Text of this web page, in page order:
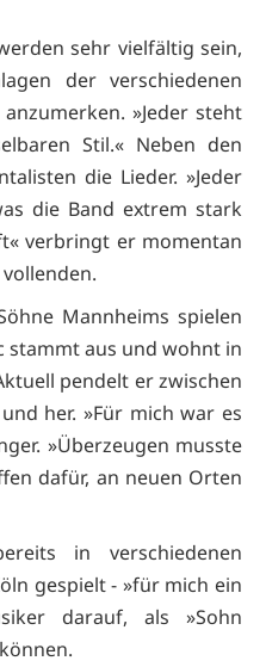
sehr vielfältig sein,
der verschiedenen
»Jeder steht
Stil.« Neben den
die Lieder. »Jeder
die Band extrem stark
verbringt er momentan
Mannheims spielen
stammt aus und wohnt in
pendelt er zwischen
her. »Für mich war es
»Überzeugen musste
dafür, an neuen Orten
in verschiedenen
gespielt - »für mich ein
darauf, als »Sohn